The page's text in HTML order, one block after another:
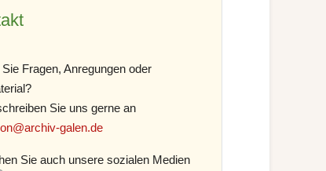
Fragen, Anregungen oder
Sie uns gerne an
galen.de
Sie auch unsere sozialen Medien